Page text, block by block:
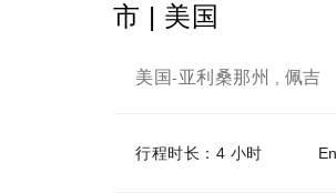
市 | 美国
美国-亚利桑那州 佩吉
行程时长：4 小时